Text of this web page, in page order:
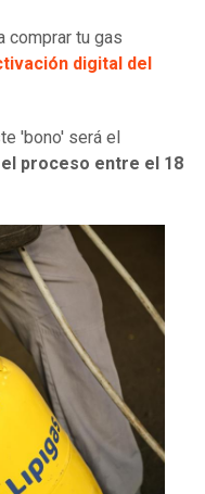
comprar tu gas
digital del
'bono' será el
proceso entre el 18